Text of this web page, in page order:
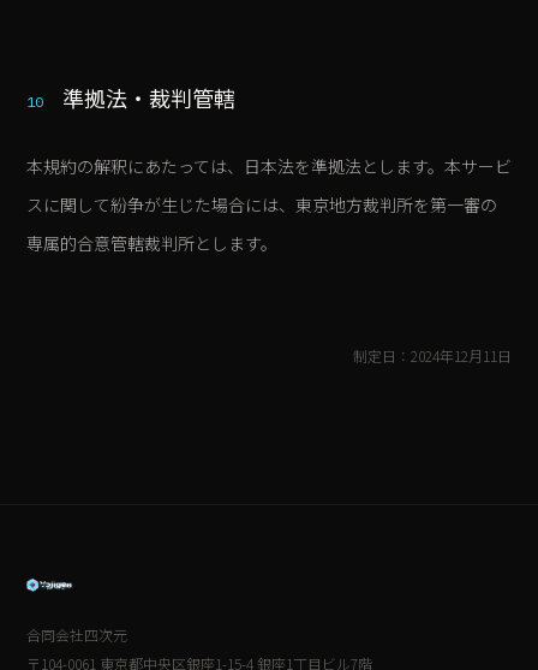
10 準拠法・裁判管轄
本規約の解釈にあたっては、日本法を準拠法とします。本サービ
スに関して紛争が生じた場合には、東京地方裁判所を第一審の
専属的合意管轄裁判所とします。
制定日：2024年12月11日
合同会社四次元
〒104-0061 東京都中央区銀座1-15-4 銀座1丁目ビル7階